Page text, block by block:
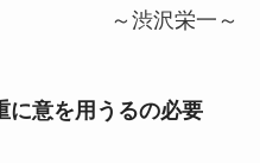
～渋沢栄一～
に意を用うるの必要